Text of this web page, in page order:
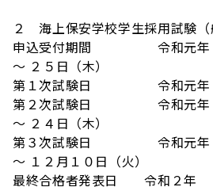
２ 海上保安学校学生採用試験（
申込受付期間 令和元年 ７
～ ２５日（木）
第１次試験日 令和元年 ９
第２次試験日 令和元年１
～ ２４日（木）
第３次試験日 令和元年１
～ １２月１０日（火）
最終合格者発表日 令和２年